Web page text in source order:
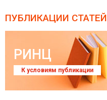
ПУБЛИКАЦИИ СТАТЕЙ
РИНЦ
К условиям публикации